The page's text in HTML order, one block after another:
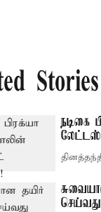
Stories
நடிகை